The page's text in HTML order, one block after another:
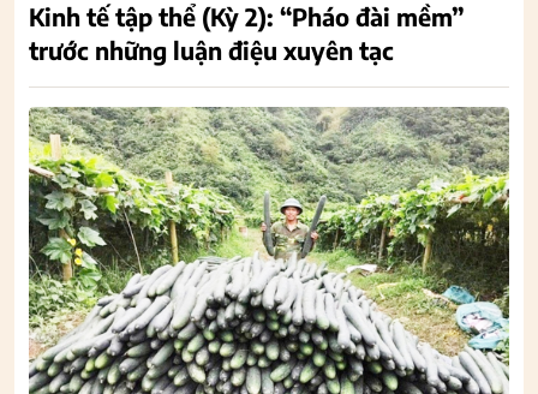
Kinh tế tập thể (Kỳ 2): “Pháo đài mềm”
trước những luận điệu xuyên tạc